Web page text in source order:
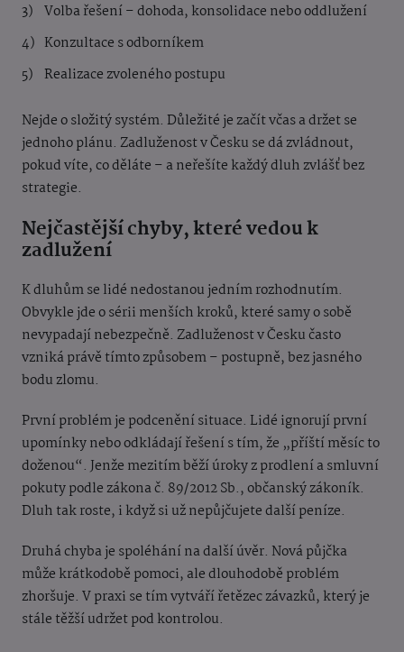
Volba řešení – dohoda, konsolidace nebo oddlužení
Konzultace s odborníkem
Realizace zvoleného postupu
Nejde o složitý systém. Důležité je začít včas a držet se
jednoho plánu. Zadluženost v Česku se dá zvládnout,
pokud víte, co děláte – a neřešíte každý dluh zvlášť bez
strategie.
Nejčastější chyby, které vedou k
zadlužení
K dluhům se lidé nedostanou jedním rozhodnutím.
Obvykle jde o sérii menších kroků, které samy o sobě
nevypadají nebezpečně. Zadluženost v Česku často
vzniká právě tímto způsobem – postupně, bez jasného
bodu zlomu.
První problém je podcenění situace. Lidé ignorují první
upomínky nebo odkládají řešení s tím, že „příští měsíc to
doženou“. Jenže mezitím běží úroky z prodlení a smluvní
pokuty podle zákona č. 89/2012 Sb., občanský zákoník.
Dluh tak roste, i když si už nepůjčujete další peníze.
Druhá chyba je spoléhání na další úvěr. Nová půjčka
může krátkodobě pomoci, ale dlouhodobě problém
zhoršuje. V praxi se tím vytváří řetězec závazků, který je
stále těžší udržet pod kontrolou.